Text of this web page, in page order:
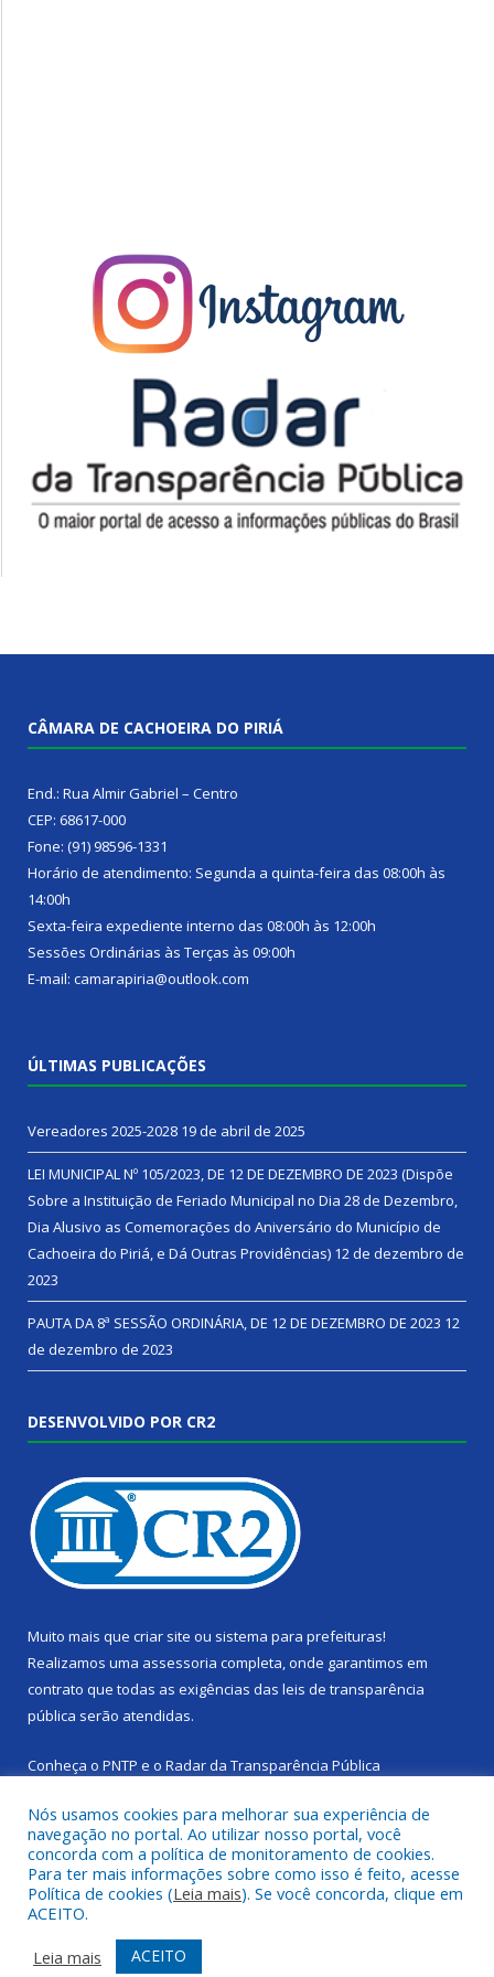
CÂMARA DE CACHOEIRA DO PIRIÁ
End.: Rua Almir Gabriel – Centro
CEP: 68617-000
Fone: (91) 98596-1331
Horário de atendimento: Segunda a quinta-feira das 08:00h às
14:00h
Sexta-feira expediente interno das 08:00h às 12:00h
Sessões Ordinárias às Terças às 09:00h
E-mail: camarapiria@outlook.com
ÚLTIMAS PUBLICAÇÕES
Vereadores 2025-2028 19 de abril de 2025
LEI MUNICIPAL Nº 105/2023, DE 12 DE DEZEMBRO DE 2023 (Dispõe
Sobre a Instituição de Feriado Municipal no Dia 28 de Dezembro,
Dia Alusivo as Comemorações do Aniversário do Município de
Cachoeira do Piriá, e Dá Outras Providências) 12 de dezembro de
2023
PAUTA DA 8ª SESSÃO ORDINÁRIA, DE 12 DE DEZEMBRO DE 2023 12
de dezembro de 2023
DESENVOLVIDO POR CR2
Muito mais que criar site ou sistema para prefeituras!
Realizamos uma assessoria completa, onde garantimos em
contrato que todas as exigências das leis de transparência
pública serão atendidas.
Conheça o PNTP e o Radar da Transparência Pública
Todos os direitos reservados a Câmara Municipal de Cachoeira
do Piriá.
Mapa do Site
Acessar Área Administrativa
Nós usamos cookies para melhorar sua experiência de
navegação no portal. Ao utilizar nosso portal, você
concorda com a política de monitoramento de cookies.
Para ter mais informações sobre como isso é feito, acesse
Política de cookies (Leia mais). Se você concorda, clique em
ACEITO.
Leia mais
ACEITO